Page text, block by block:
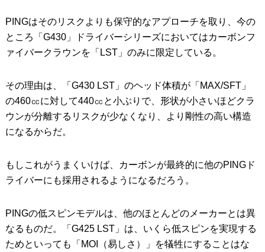
PINGはそのリスクよりも保守的なアプローチを取り、今の
ところ「G430」ドライバーシリーズにおいてはカーボンフ
ァイバークラウンを「LST」のみに限定している。
その理由は、「G430 LST」のヘッド体積が「MAX/SFT」
の460㏄に対して440㏄と小ぶりで、形状が小さいほどクラ
ウンが分離するリスクが少なくなり、より剛性の高い構造
になるからだ。
もしこれがうまくいけば、カーボンが最終的に他のPINGド
ライバーにも採用されるようになるだろう。
PINGの低スピンモデルは、他のほとんどのメーカーとは異
なるものだ。「G425 LST」は、いくら低スピンを実現する
ためといっても「MOI（易しさ）」を犠牲にすることはな